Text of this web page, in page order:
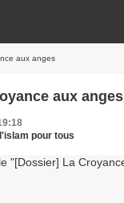
aux anges
aux anges
pour tous